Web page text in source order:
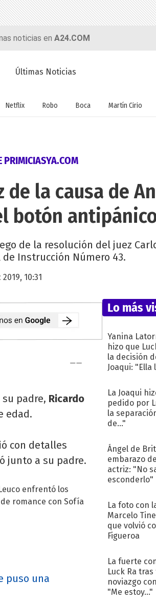
noticias en A24.COM
Últimas Noticias
Netflix Robo Boca Martín Cirio
PRIMICIASYA.COM
la causa de
botón
de la resolución del juez
Instrucción Número 43.
10:31
padre, Ricardo
edad.
con detalles
junto a su padre.
puso una
Lo más
Yanina
hizo que
la decisión
Joaqui: "Ella
La Joaqui
pedido por
la
de..."
Ángel de
embarazo
actriz: "No
esconderlo"
La foto con
Marcelo
que volvió
Figueroa
La fuerte
Luck Ra
noviazgo
"Me estoy..."